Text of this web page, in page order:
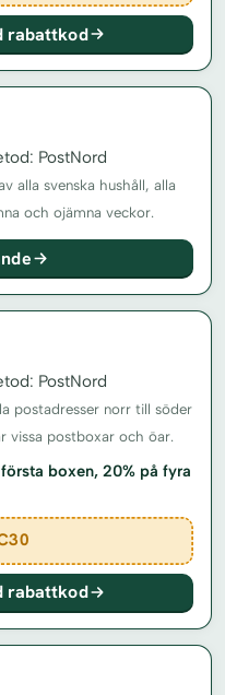
rabattkod
PostNord
alla svenska hushåll, alla
och ojämna veckor.
PostNord
postadresser norr till söder
vissa postboxar och öar.
boxen, 20% på fyra
rabattkod